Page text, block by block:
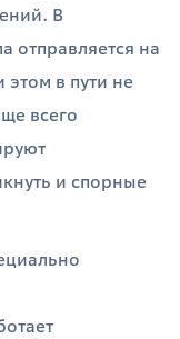
В
отправляется на
этом в пути не
всего
и спорные